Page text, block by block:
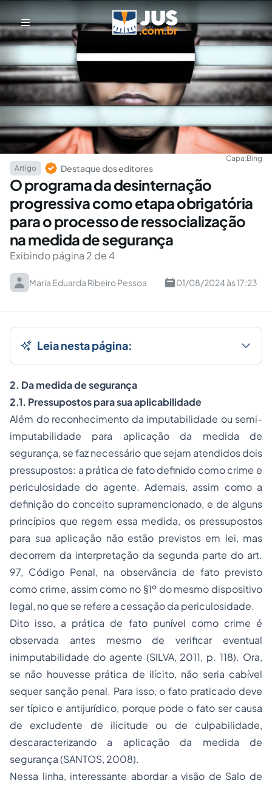
Capa:Bing
Artigo
Destaque dos editores
O programa da desinternação
progressiva como etapa obrigatória
para o processo de ressocialização
na medida de segurança
Exibindo página 2 de 4
Maria Eduarda Ribeiro Pessoa 01/08/2024 às 17:23
Leia nesta página:
2. Da medida de segurança
2.1. Pressupostos para sua aplicabilidade
Além do reconhecimento da imputabilidade ou semi-
imputabilidade para aplicação da medida de
segurança, se faz necessário que sejam atendidos dois
pressupostos: a prática de fato definido como crime e
periculosidade do agente. Ademais, assim como a
definição do conceito supramencionado, e de alguns
princípios que regem essa medida, os pressupostos
para sua aplicação não estão previstos em lei, mas
decorrem da interpretação da segunda parte do art.
97, Código Penal, na observância de fato previsto
como crime, assim como no §1º do mesmo dispositivo
legal, no que se refere a cessação da periculosidade.
Dito isso, a prática de fato punível como crime é
observada antes mesmo de verificar eventual
inimputabilidade do agente (SILVA, 2011, p. 118). Ora,
se não houvesse prática de ilícito, não seria cabível
sequer sanção penal. Para isso, o fato praticado deve
ser típico e antijurídico, porque pode o fato ser causa
de excludente de ilicitude ou de culpabilidade,
descaracterizando a aplicação da medida de
segurança (SANTOS, 2008).
Nessa linha, interessante abordar a visão de Salo de